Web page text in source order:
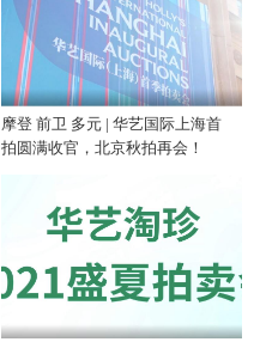
摩登 前卫 多元 | 华艺国际上海首
拍圆满收官，北京秋拍再会！